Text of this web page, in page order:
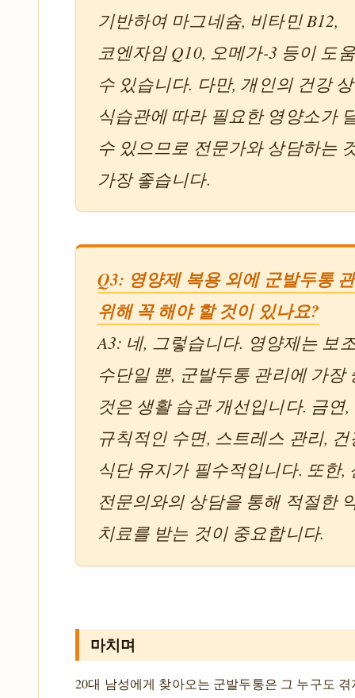
기반하여 마그네슘, 비타민 B12,
코엔자임 Q10, 오메가-3 등이 도
수 있습니다. 다만, 개인의 건강
식습관에 따라 필요한 영양소가
수 있으므로 전문가와 상담하는
가장 좋습니다.
Q3: 영양제 복용 외에 군발두통
위해 꼭 해야 할 것이 있나요?
A3: 네, 그렇습니다. 영양제는 보
수단일 뿐, 군발두통 관리에 가장
것은 생활 습관 개선입니다. 금연,
규칙적인 수면, 스트레스 관리,
식단 유지가 필수적입니다. 또한,
전문의와의 상담을 통해 적절한
치료를 받는 것이 중요합니다.
마치며
20대 남성에게 찾아오는 군발두통은 그 누구도